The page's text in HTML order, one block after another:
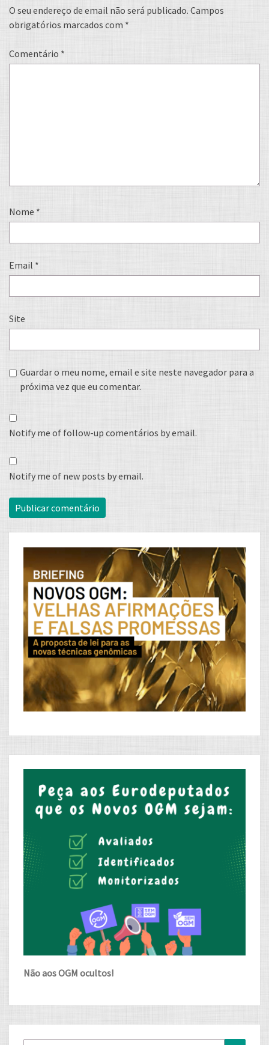
O seu endereço de email não será publicado. Campos
obrigatórios marcados com *
Comentário *
Nome *
Email *
Site
Guardar o meu nome, email e site neste navegador para a
próxima vez que eu comentar.
Notify me of follow-up comentários by email.
Notify me of new posts by email.
Não aos OGM ocultos!